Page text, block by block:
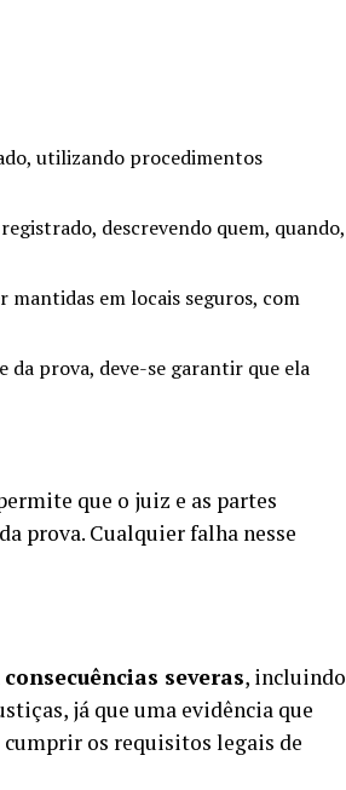
utilizando procedimentos
descrevendo quem, quando,
mantidas em locais seguros, com
prova, deve-se garantir que ela
que o juiz e as partes
prova. Cualquier falha nesse
consecuências severas, incluindo
já que uma evidência que
cumprir os requisitos legais de